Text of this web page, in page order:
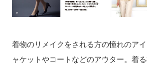
着物のリメイクをされる方の憧れのア
ャケットやコートなどのアウター。着